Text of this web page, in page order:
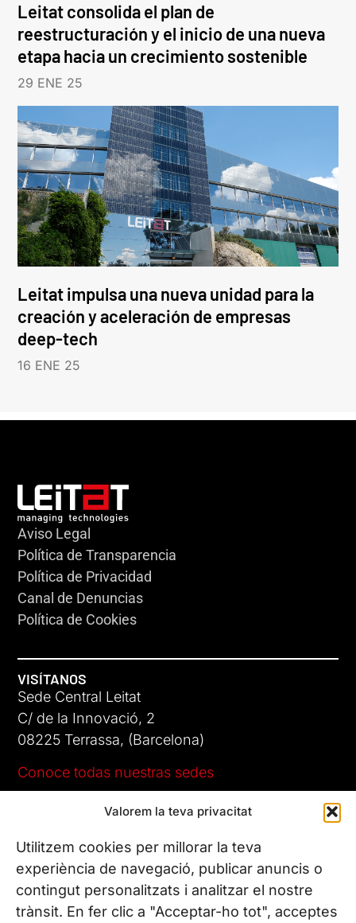
Valorem la teva privacitat
Utilitzem cookies per millorar la teva
experiència de navegació, publicar anuncis o
contingut personalitzats i analitzar el nostre
trànsit. En fer clic a "Acceptar-ho tot", acceptes
Leitat consolida el plan de
reestructuración y el inicio de una nueva
etapa hacia un crecimiento sostenible
29 ENE 25
Leitat impulsa una nueva unidad para la
creación y aceleración de empresas
deep-tech
16 ENE 25
Aviso Legal
Política de Transparencia
Política de Privacidad
Canal de Denuncias
Política de Cookies
VISÍTANOS
Sede Central Leitat
C/ de la Innovació, 2
08225 Terrassa, (Barcelona)
Conoce todas nuestras sedes
Tel. (+34) 937 882 300
SÍGUENOS